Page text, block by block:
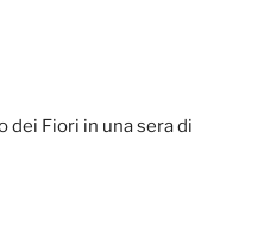
dei Fiori in una sera di